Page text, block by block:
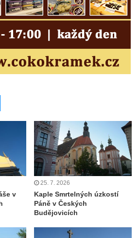
ve Velkých
u hradiště Hrádek u
Marie v
Křečanech
v Srbské Kamenici
v Kryštofově Údolí
na hřbitově v
na hřbitově v
Nepomuckého na
v
25. 7. 2026
Kaple Smrtelných úzkostí
Páně v Českých
Budějovicích